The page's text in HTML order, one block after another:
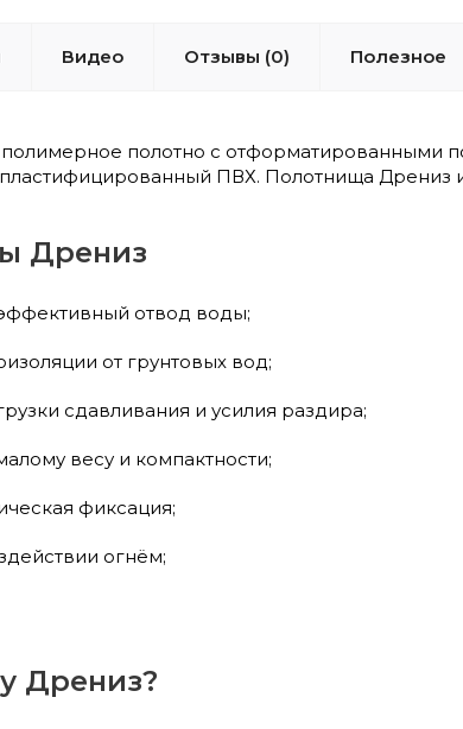
Видео Отзывы (0) Полезное
полотно с отформатированными
ПВХ. Полотнища Дрениз
Дрениз
отвод воды;
от грунтовых вод;
сдавливания и усилия раздира;
весу и компактности;
фиксация;
огнём;
Дрениз?